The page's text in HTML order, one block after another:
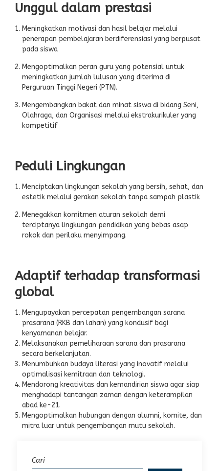
Unggul dalam prestasi
Meningkatkan motivasi dan hasil belajar melalui
penerapan pembelajaran berdiferensiasi yang berpusat
pada siswa
Mengoptimalkan peran guru yang potensial untuk
meningkatkan jumlah lulusan yang diterima di
Perguruan Tinggi Negeri (PTN).
Mengembangkan bakat dan minat siswa di bidang Seni,
Olahraga, dan Organisasi melalui ekstrakurikuler yang
kompetitif
Peduli Lingkungan
Menciptakan lingkungan sekolah yang bersih, sehat, dan
estetik melalui gerakan sekolah tanpa sampah plastik
Menegakkan komitmen aturan sekolah demi
terciptanya lingkungan pendidikan yang bebas asap
rokok dan perilaku menyimpang.
Adaptif terhadap transformasi
global
Mengupayakan percepatan pengembangan sarana
prasarana (RKB dan lahan) yang kondusif bagi
kenyamanan belajar.
Melaksanakan pemeliharaan sarana dan prasarana
secara berkelanjutan.
Menumbuhkan budaya literasi yang inovatif melalui
optimalisasi kemitraan dan teknologi.
Mendorong kreativitas dan kemandirian siswa agar siap
menghadapi tantangan zaman dengan keterampilan
abad ke-21.
Mengoptimalkan hubungan dengan alumni, komite, dan
mitra luar untuk pengembangan mutu sekolah.
Cari